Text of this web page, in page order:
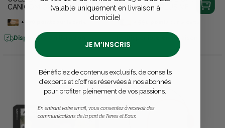
CANICOM GPS 2
+
Disponible en livraison
ALPHA 200 PLUS VF
Disponible en livraison
(valable uniquement en livraison à
domicile)
JE M’INSCRIS
Bénéficiez de contenus exclusifs, de conseils
d’experts et d’offres réservées à nos abonnés
pour profiter pleinement de vos passions.
En entrant votre email, vous consentez à recevoir des
communications de la part de Terres et Eaux